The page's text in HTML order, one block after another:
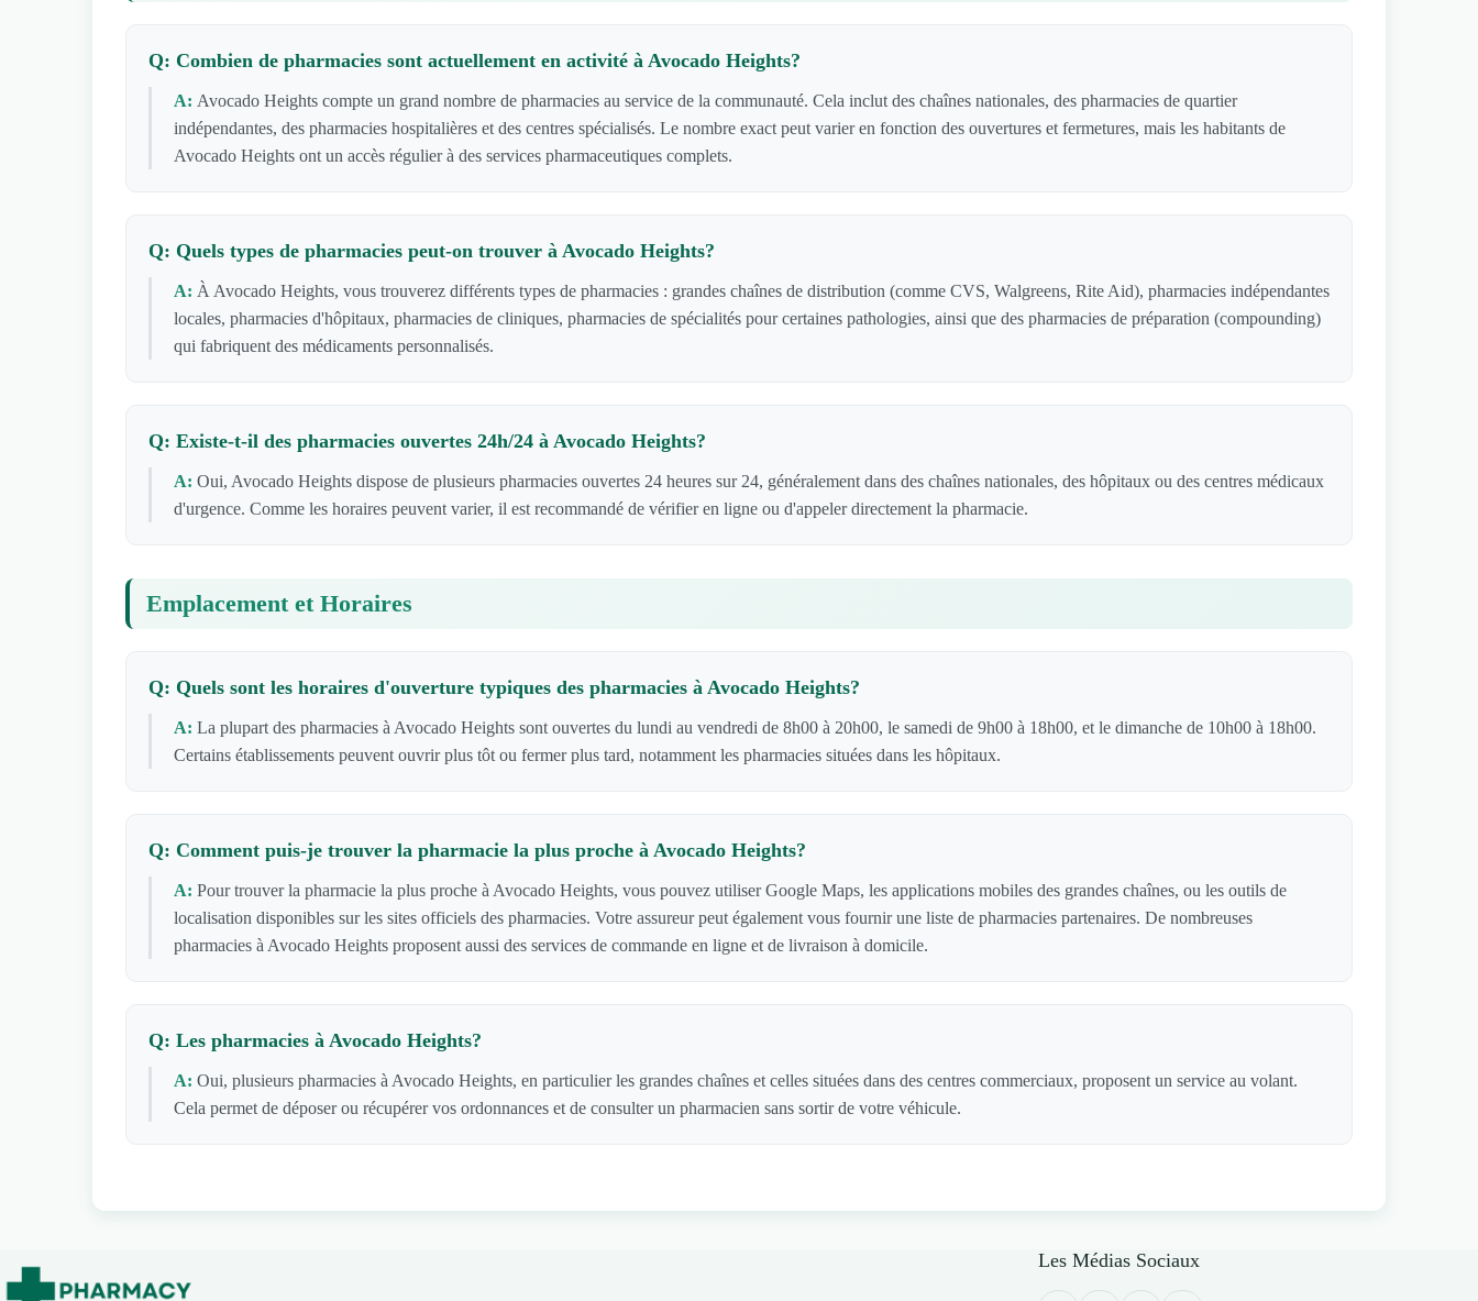
Q: Combien de pharmacies sont actuellement en activité à Avocado Heights?
A: Avocado Heights compte un grand nombre de pharmacies au service de la communauté. Cela inclut des chaînes nationales, des pharmacies de quartier
indépendantes, des pharmacies hospitalières et des centres spécialisés. Le nombre exact peut varier en fonction des ouvertures et fermetures, mais les habitants de
Avocado Heights ont un accès régulier à des services pharmaceutiques complets.
Q: Quels types de pharmacies peut-on trouver à Avocado Heights?
A: À Avocado Heights, vous trouverez différents types de pharmacies : grandes chaînes de distribution (comme CVS, Walgreens, Rite Aid), pharmacies indépendantes
locales, pharmacies d'hôpitaux, pharmacies de cliniques, pharmacies de spécialités pour certaines pathologies, ainsi que des pharmacies de préparation (compounding)
qui fabriquent des médicaments personnalisés.
Q: Existe-t-il des pharmacies ouvertes 24h/24 à Avocado Heights?
A: Oui, Avocado Heights dispose de plusieurs pharmacies ouvertes 24 heures sur 24, généralement dans des chaînes nationales, des hôpitaux ou des centres médicaux
d'urgence. Comme les horaires peuvent varier, il est recommandé de vérifier en ligne ou d'appeler directement la pharmacie.
Emplacement et Horaires
Q: Quels sont les horaires d'ouverture typiques des pharmacies à Avocado Heights?
A: La plupart des pharmacies à Avocado Heights sont ouvertes du lundi au vendredi de 8h00 à 20h00, le samedi de 9h00 à 18h00, et le dimanche de 10h00 à 18h00.
Certains établissements peuvent ouvrir plus tôt ou fermer plus tard, notamment les pharmacies situées dans les hôpitaux.
Q: Comment puis-je trouver la pharmacie la plus proche à Avocado Heights?
A: Pour trouver la pharmacie la plus proche à Avocado Heights, vous pouvez utiliser Google Maps, les applications mobiles des grandes chaînes, ou les outils de
localisation disponibles sur les sites officiels des pharmacies. Votre assureur peut également vous fournir une liste de pharmacies partenaires. De nombreuses
pharmacies à Avocado Heights proposent aussi des services de commande en ligne et de livraison à domicile.
Q: Les pharmacies à Avocado Heights?
A: Oui, plusieurs pharmacies à Avocado Heights, en particulier les grandes chaînes et celles situées dans des centres commerciaux, proposent un service au volant.
Cela permet de déposer ou récupérer vos ordonnances et de consulter un pharmacien sans sortir de votre véhicule.
Les Médias Sociaux